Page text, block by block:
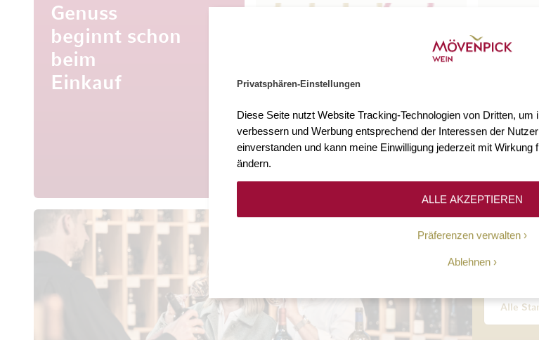
Privatsphären-Einstellungen
Diese Seite nutzt Website Tracking-Technologien von Dritten,
verbessern und Werbung entsprechend der Interessen der
einverstanden und kann meine Einwilligung jederzeit mit Wirkung
ändern.
Präferenzen verwalten
Ablehnen
ALLE AKZEPTIEREN
Genuss
beginnt schon
beim
Einkauf
aus aller Welt.
10
Alle